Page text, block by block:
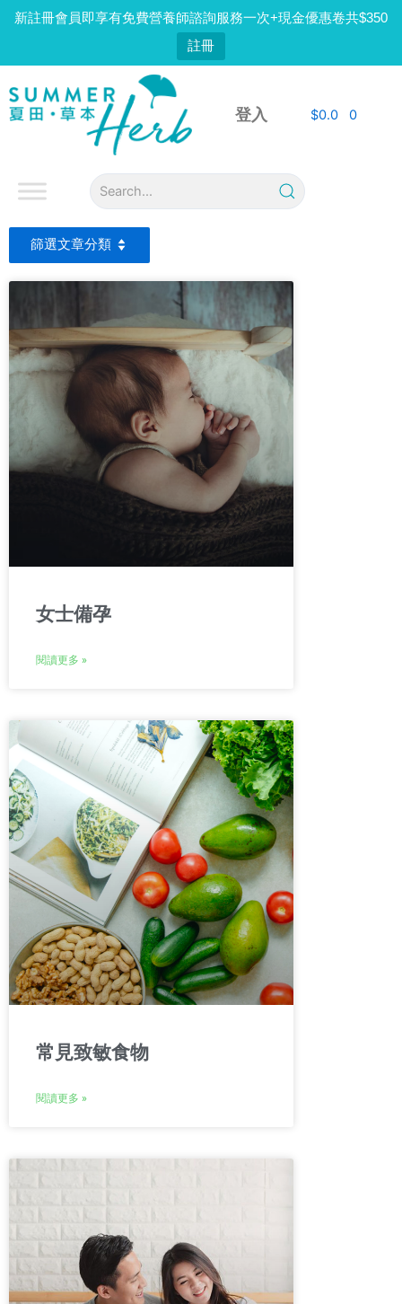
新註冊會員即享有免費營養師諮詢服務一次+現金優惠卷共$350
註冊
Skip
登入 $0.0 0
篩選文章分類
女士備孕
閱讀更多 »
常見致敏食物
閱讀更多 »